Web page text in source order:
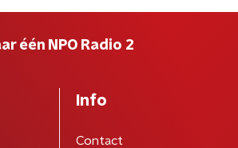
één NPO Radio 2
Info
Contact